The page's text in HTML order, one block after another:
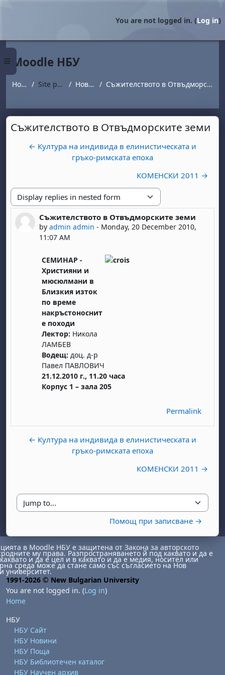
Side panel
You are not logged in. (Log in)
Moodle НБУ
Home Site pages Новини Съжителството в Отвъдморските земи
Съжителството в Отвъдморските земи
← Култура на индивида в елинистическата и
гръко-римската епоха
КОМЕНСКИ 2011 →
Display mode
Съжителството в Отвъдморските земи
byadmin admin - Monday, 20 December 2010,
11:07 AM
Number of replies: 0
СЕМИНАР -
Християни и
мюсюлмани в
Близкия изток
по време
накръстоноснит
е походи
Лектор: Никола
ЛАМБЕВ
Водещ: доц. д-р
Павел ПАВЛОВИЧ
21.12.2010 г., 11.20 часа
Корпус 1 – зала 205
Permalink
← Култура на индивида в елинистическата и
гръко-римската епоха
КОМЕНСКИ 2011 →
Jump to...
Помощ при записване →
1 August
2 August
8 August
9 August
15 August
16 August
22 August
23 August
29 August
30 August
в Moodle НБУ е защитена от Закона за авторското
му права. Разпространяването й под каквато и да е
и да е цел и в каквато и да е медия, носител или
среда може да стане само със съгласието на Нов
университет.
1991-2026 © New Bulgarian University
You are not logged in. (Log in)
Home
НБУ
НБУ Сайт
НБУ Новини
НБУ Поща
НБУ Библиотечен каталог
НБУ Научен архив